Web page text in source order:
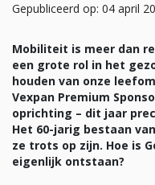
Gepubliceerd op: 04 april
Mobiliteit is meer dan
een grote rol in het
houden van onze
Vexpan Premium
oprichting – dit jaar
Het 60-jarig bestaan
ze trots op zijn. Hoe is
eigenlijk ontstaan?